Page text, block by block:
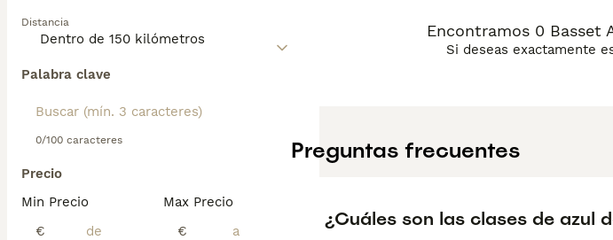
Distancia
Palabra clave
0/100 caracteres
Precio
Min Precio
€
Max Precio
€
Encontramos 0 Basset
Si deseas exactamente
Preguntas frecuentes
¿Cuáles son las clases de azul